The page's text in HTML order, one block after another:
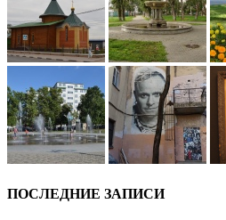
ПОСЛЕДНИЕ ЗАПИСИ